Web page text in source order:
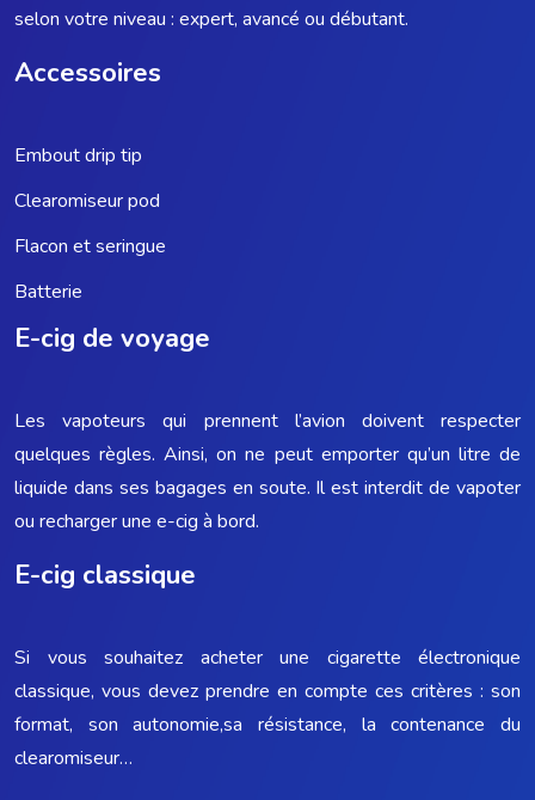
selon votre niveau : expert, avancé ou débutant.
Accessoires
Embout drip tip
Clearomiseur pod
Flacon et seringue
Batterie
E-cig de voyage
Les vapoteurs qui prennent l’avion doivent respecter
quelques règles. Ainsi, on ne peut emporter qu’un litre de
liquide dans ses bagages en soute. Il est interdit de vapoter
ou recharger une e-cig à bord.
E-cig classique
Si vous souhaitez acheter une cigarette électronique
classique, vous devez prendre en compte ces critères : son
format, son autonomie,sa résistance, la contenance du
clearomiseur…